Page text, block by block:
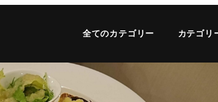
全てのカテゴリー カテゴリ